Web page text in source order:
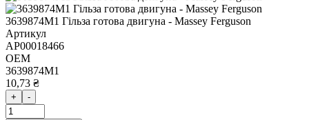
3639874M1 Гільза готова двигуна - Massey Ferguson
Артикул
AP00018466
OEM
3639874M1
10,73 ₴
+ -